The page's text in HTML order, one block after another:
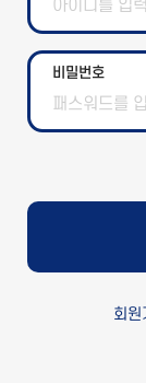
비밀번호
회원